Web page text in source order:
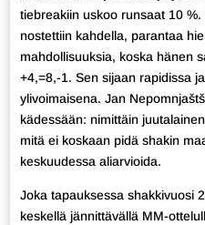
tiebreakiin uskoo runsaat 10
nostettiin kahdella, parantaa
mahdollisuuksia, koska hänen
+4,=8,-1. Sen sijaan rapidissa
ylivoimaisena. Jan
kädessään: nimittäin
mitä ei koskaan pidä shakin
keskuudessa aliarvioida.
Joka tapauksessa shakkivuosi
keskellä jännittävällä MM-